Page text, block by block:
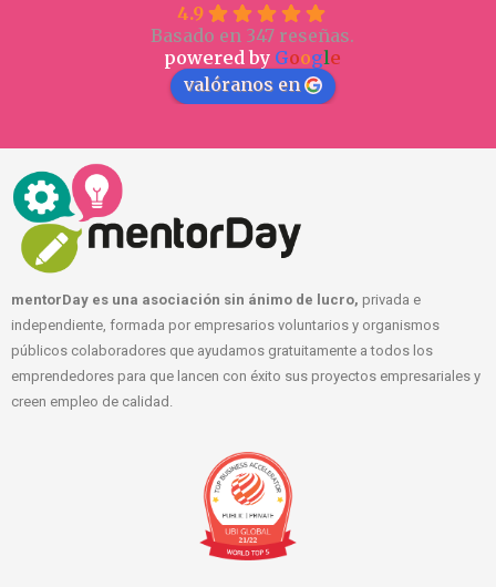
4.9
Basado en 347 reseñas.
powered by Google
valóranos en
mentorDay es una asociación sin ánimo de lucro, privada e
independiente, formada por empresarios voluntarios y organismos
públicos colaboradores que ayudamos gratuitamente a todos los
emprendedores para que lancen con éxito sus proyectos empresariales y
creen empleo de calidad.